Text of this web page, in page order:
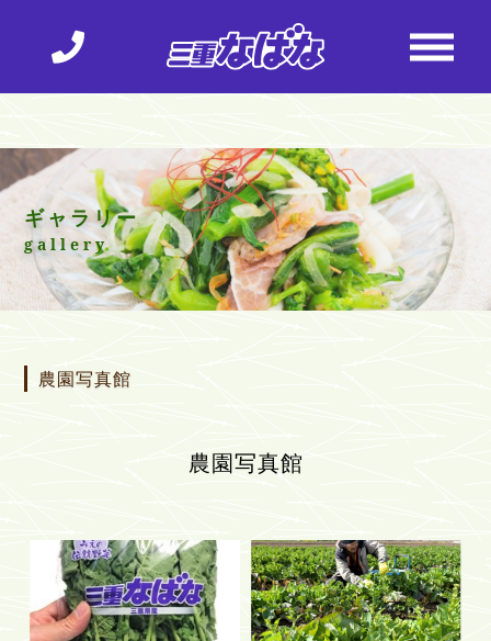
ギャラリー
gallery
農園写真館
農園写真館